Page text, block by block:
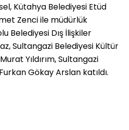
Kütahya Belediyesi Etüd
Zenci ile müdürlük
Belediyesi Dış İlişkiler
Sultangazi Belediyesi Kültür
Yıldırım, Sultangazi
Gökay Arslan katıldı.